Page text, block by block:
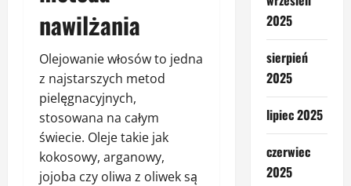
nawilżania
Olejowanie włosów to jedna
z najstarszych metod
pielęgnacyjnych,
stosowana na całym
świecie. Oleje takie jak
kokosowy, arganowy,
jojoba czy oliwa z oliwek są
2025
sierpień
2025
lipiec 2025
czerwiec
2025